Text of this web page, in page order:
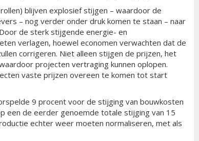
blijven explosief stijgen – waardoor de
– nog verder onder druk komen te staan – naar
de sterk stijgende energie- en
verlagen, hoewel economen verwachten dat de
corrigeren. Niet alleen stijgen de prijzen, het
projecten vertraging kunnen oplopen.
vaste prijzen overeen te komen tot start
9 procent voor de stijging van bouwkosten
een de eerder genoemde totale stijging van 15
echter weer moeten normaliseren, met als